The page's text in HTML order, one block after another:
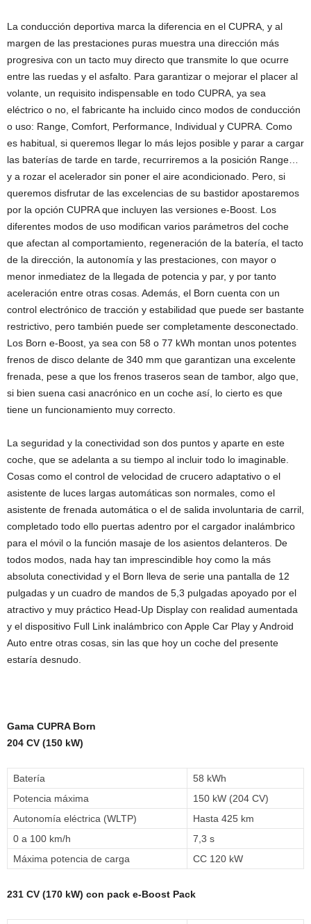
La conducción deportiva marca la diferencia en el CUPRA, y al
margen de las prestaciones puras muestra una dirección más
progresiva con un tacto muy directo que transmite lo que ocurre
entre las ruedas y el asfalto. Para garantizar o mejorar el placer al
volante, un requisito indispensable en todo CUPRA, ya sea
eléctrico o no, el fabricante ha incluido cinco modos de conducción
o uso: Range, Comfort, Performance, Individual y CUPRA. Como
es habitual, si queremos llegar lo más lejos posible y parar a cargar
las baterías de tarde en tarde, recurriremos a la posición Range…
y a rozar el acelerador sin poner el aire acondicionado. Pero, si
queremos disfrutar de las excelencias de su bastidor apostaremos
por la opción CUPRA que incluyen las versiones e-Boost. Los
diferentes modos de uso modifican varios parámetros del coche
que afectan al comportamiento, regeneración de la batería, el tacto
de la dirección, la autonomía y las prestaciones, con mayor o
menor inmediatez de la llegada de potencia y par, y por tanto
aceleración entre otras cosas. Además, el Born cuenta con un
control electrónico de tracción y estabilidad que puede ser bastante
restrictivo, pero también puede ser completamente desconectado.
Los Born e-Boost, ya sea con 58 o 77 kWh montan unos potentes
frenos de disco delante de 340 mm que garantizan una excelente
frenada, pese a que los frenos traseros sean de tambor, algo que,
si bien suena casi anacrónico en un coche así, lo cierto es que
tiene un funcionamiento muy correcto.
La seguridad y la conectividad son dos puntos y aparte en este
coche, que se adelanta a su tiempo al incluir todo lo imaginable.
Cosas como el control de velocidad de crucero adaptativo o el
asistente de luces largas automáticas son normales, como el
asistente de frenada automática o el de salida involuntaria de carril,
completado todo ello puertas adentro por el cargador inalámbrico
para el móvil o la función masaje de los asientos delanteros. De
todos modos, nada hay tan imprescindible hoy como la más
absoluta conectividad y el Born lleva de serie una pantalla de 12
pulgadas y un cuadro de mandos de 5,3 pulgadas apoyado por el
atractivo y muy práctico Head-Up Display con realidad aumentada
y el dispositivo Full Link inalámbrico con Apple Car Play y Android
Auto entre otras cosas, sin las que hoy un coche del presente
estaría desnudo.
Gama CUPRA Born
204 CV (150 kW)
Batería
58 kWh
Potencia máxima
150 kW (204 CV)
Autonomía eléctrica (WLTP)
Hasta 425 km
0 a 100 km/h
7,3 s
Máxima potencia de carga
CC 120 kW
231 CV (170 kW) con pack e-Boost Pack